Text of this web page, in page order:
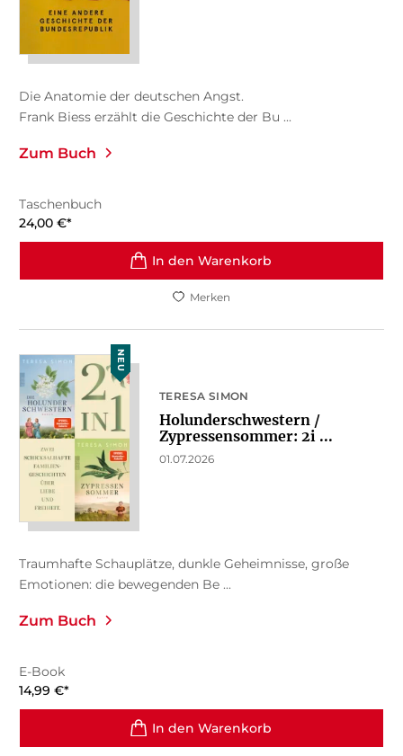
Die Anatomie der deutschen Angst.
Frank Biess erzählt die Geschichte der Bu ...
Zum Buch
Taschenbuch
24,00 €*
In den Warenkorb
Merken
NEU
TERESA SIMON
Holunderschwestern /
Zypressensommer: 2i ...
01.07.2026
Traumhafte Schauplätze, dunkle Geheimnisse, große
Emotionen: die bewegenden Be ...
Zum Buch
E-Book
14,99 €*
In den Warenkorb